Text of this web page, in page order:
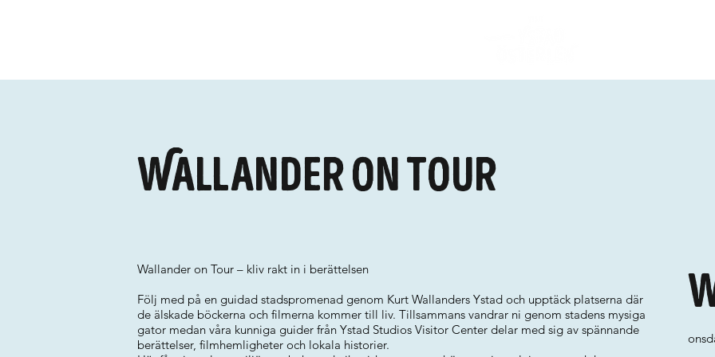
Wallander on tour
Wallander on Tour – kliv rakt in i berättelsen
Följ med på en guidad stadspromenad genom Kurt Wallanders Ystad och upptäck platserna där
de älskade böckerna och filmerna kommer till liv. Tillsammans vandrar ni genom stadens mysiga
gator medan våra kunniga guider från Ystad Studios Visitor Center delar med sig av spännande
berättelser, filmhemligheter och lokala historier.